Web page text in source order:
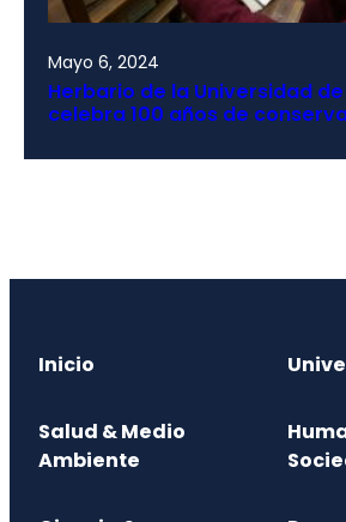
Mayo 6, 2024
Herbario de la Universidad
celebra 100 años de
Inicio
Salud & Medio
Ambiente